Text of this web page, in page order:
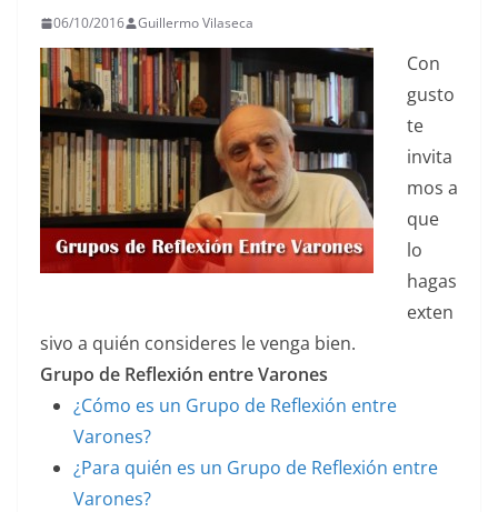
06/10/2016 Guillermo Vilaseca
Con
gusto
te
invita
mos a
que
lo
hagas
exten
sivo a quién consideres le venga bien.
Grupo de Reflexión entre Varones
¿Cómo es un Grupo de Reflexión entre
Varones?
¿Para quién es un Grupo de Reflexión entre
Varones?